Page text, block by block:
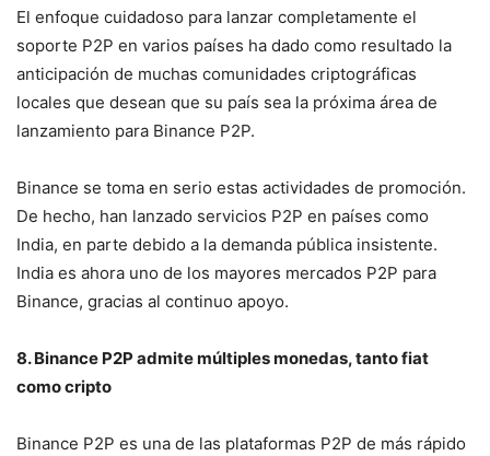
El enfoque cuidadoso para lanzar completamente el
soporte P2P en varios países ha dado como resultado la
anticipación de muchas comunidades criptográficas
locales que desean que su país sea la próxima área de
lanzamiento para Binance P2P.
Binance se toma en serio estas actividades de promoción.
De hecho, han lanzado servicios P2P en países como
India, en parte debido a la demanda pública insistente.
India es ahora uno de los mayores mercados P2P para
Binance, gracias al continuo apoyo.
8. Binance P2P admite múltiples monedas, tanto fiat
como cripto
Binance P2P es una de las plataformas P2P de más rápido